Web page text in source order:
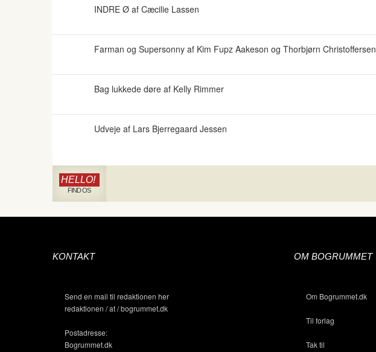
INDRE Ø af Cæcilie Lassen
Farman og Supersonny af Kim Fupz Aakeson og Thorbjørn Christoffersen
Bag lukkede døre af Kelly Rimmer
Udveje af Lars Bjerregaard Jessen
HELLO!
FIND OS
KONTAKT
Send en mail til redaktionen her
redaktionen / at / bogrummet.dk
Postadresse:
Bogrummet.dk
OM BOGRUMMET
Om Bogrummet.dk
Til forlag
Tak til